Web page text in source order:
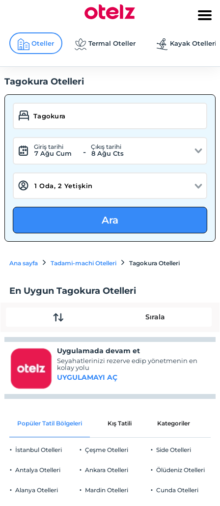
Oteller Termal Oteller Kayak Otelleri
Tagokura Otelleri
Giriş tarihi
7 Ağu Cum -
Çıkış tarihi
8 Ağu Cts
Ara
Ana sayfa Tadami-machi Otelleri Tagokura Otelleri
En Uygun Tagokura Otelleri
Sırala
Uygulamada devam et
Seyahatlerinizi rezerve edip yönetmenin en
kolay yolu
UYGULAMAYI AÇ
Popüler Tatil Bölgeleri Kış Tatili Kategoriler
İstanbul Otelleri
Antalya Otelleri
Alanya Otelleri
Çeşme Otelleri
Ankara Otelleri
Mardin Otelleri
Side Otelleri
Ölüdeniz Otelleri
Cunda Otelleri